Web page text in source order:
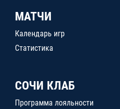
МАТЧИ
Календарь игр
Статистика
СОЧИ КЛАБ
Программа лояльности